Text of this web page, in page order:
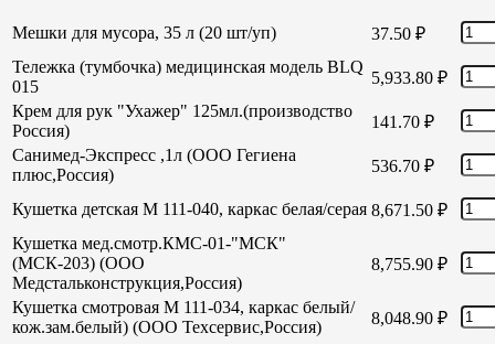
Мешки для мусора, 35 л (20 шт/уп) 37.50 ₽
Тележка (тумбочка) медицинская модель BLQ
015
5,933.80 ₽
Крем для рук "Ухажер" 125мл.(производство
Россия)
141.70 ₽
Санимед-Экспресс ,1л (ООО Гегиена
плюс,Россия)
536.70 ₽
Кушетка детская М 111-040, каркас белая/серая 8,671.50 ₽
Кушетка мед.смотр.КМС-01-"МСК"
(МСК-203) (ООО
Медстальконструкция,Россия)
8,755.90 ₽
Кушетка смотровая М 111-034, каркас белый/
кож.зам.белый) (ООО Техсервис,Россия)
8,048.90 ₽